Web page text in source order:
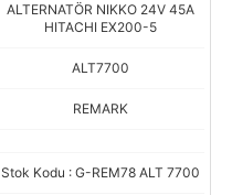
ALTERNATÖR NIKKO 24V 45A
HITACHI EX200-5
ALT7700
REMARK
Stok Kodu : G-REM78 ALT 7700